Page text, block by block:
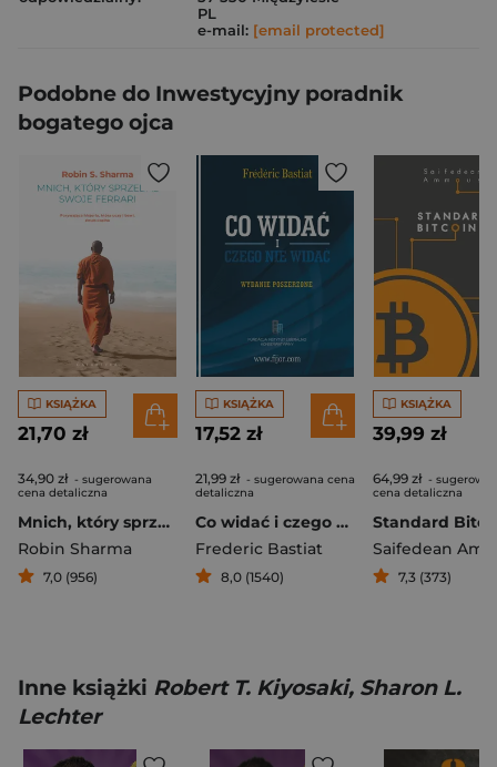
PL
e-mail: [email protected]
Podobne do Inwestycyjny poradnik
bogatego ojca
KSIĄŻKA
21,70 zł
34,90 zł - sugerowana
cena detaliczna
Mnich, który sprzedał swoje ferrari
Robin Sharma
7,0 (956)
KSIĄŻKA
17,52 zł
21,99 zł - sugerowana cena
detaliczna
Co widać i czego nie widać
Frederic Bastiat
8,0 (1540)
KSIĄŻKA
39,99 zł
64,99 zł -
cena detaliczna
Saifedean
7,3 (373)
Inne książki Robert T. Kiyosaki, Sharon L.
Lechter